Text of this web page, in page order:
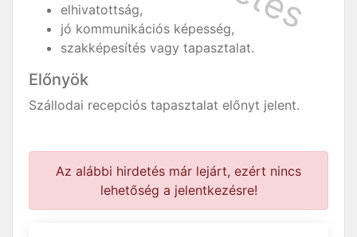
elhivatottság,
jó kommunikációs képesség,
szakképesítés vagy tapasztalat.
Előnyök
Szállodai recepciós tapasztalat előnyt jelent.
Az alábbi hirdetés már lejárt, ezért nincs
lehetőség a jelentkezésre!